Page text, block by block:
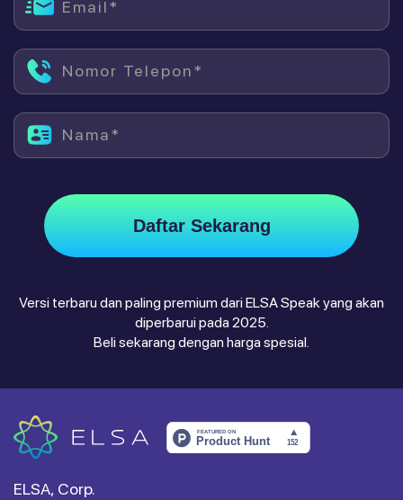
Email*
Nomor Telepon*
Nama*
Daftar Sekarang
Versi terbaru dan paling premium dari ELSA Speak yang akan
diperbarui pada 2025.
Beli sekarang dengan harga spesial.
ELSA, Corp.